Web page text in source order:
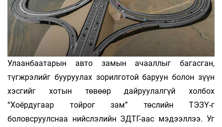
Улаанбаатарын авто замын ачааллыг багасган,
түгжрэ­лийг бууруулах зорилготой баруун болон зүүн
хэсгийг хотын төвөөр дайруулалгүй холбох
“Хоёрдугаар тойрог зам” төслийн ТЭЗҮ-г
боловсруулснаа нийслэлийн ЗДТГ-аас мэдээллээ. Уг